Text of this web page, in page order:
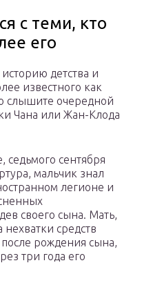
с теми, кто
его
детства и
известного как
слышите очередной
Чана или Жан-Клода
сентября
мальчик знал
легионе и
своего сына. Мать,
средств
рождения сына,
три года его